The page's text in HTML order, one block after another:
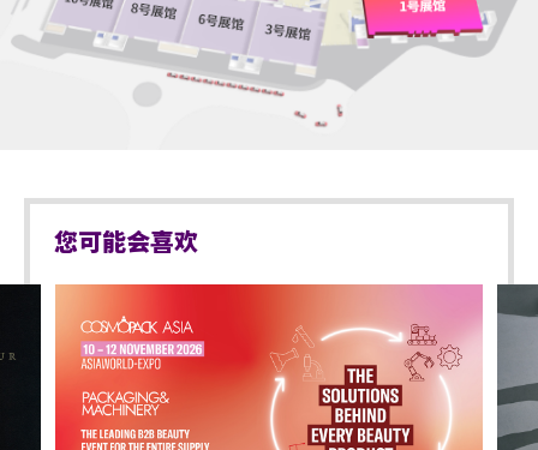
您可能会喜欢